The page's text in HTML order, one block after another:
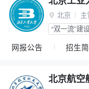
 北京 主
“双一流”建
网报公告 招生
北京航空